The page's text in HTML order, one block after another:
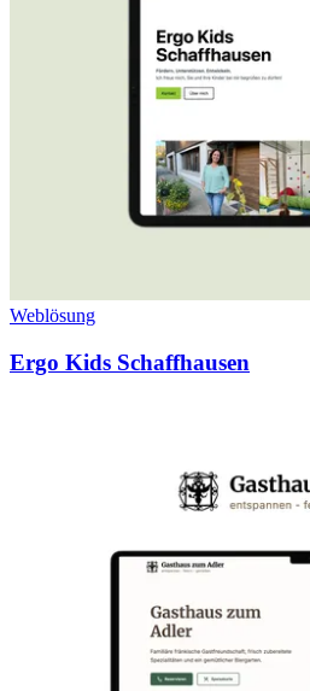
Weblösung
Ergo Kids Schaffhausen